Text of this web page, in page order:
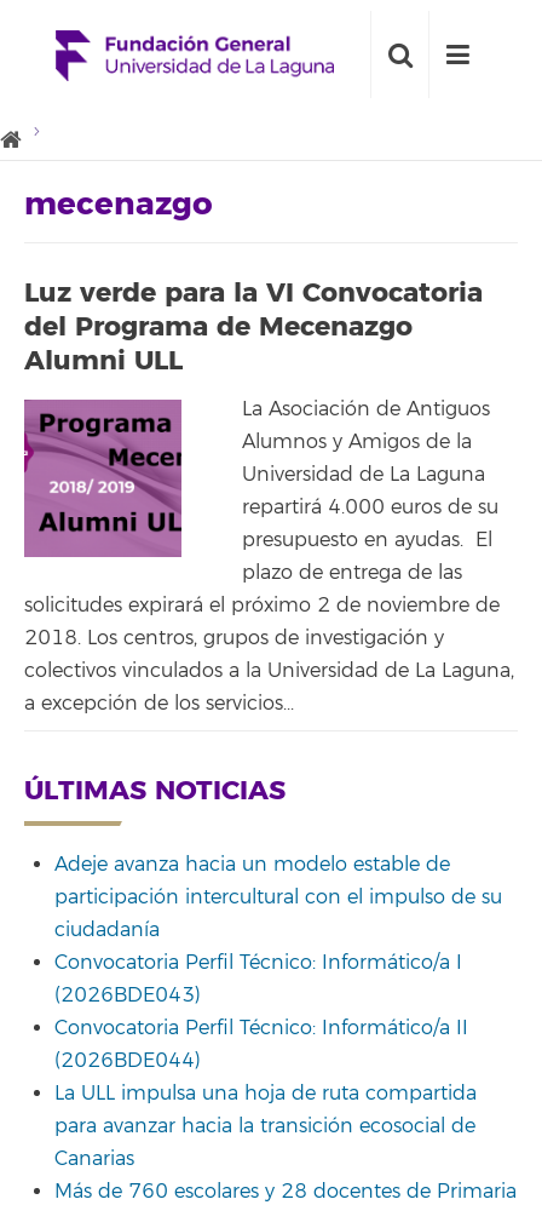
mecenazgo
Luz verde para la VI Convocatoria
del Programa de Mecenazgo
Alumni ULL
La Asociación de Antiguos
Alumnos y Amigos de la
Universidad de La Laguna
repartirá 4.000 euros de su
presupuesto en ayudas. El
plazo de entrega de las
solicitudes expirará el próximo 2 de noviembre de
2018. Los centros, grupos de investigación y
colectivos vinculados a la Universidad de La Laguna,
a excepción de los servicios...
ÚLTIMAS NOTICIAS
Adeje avanza hacia un modelo estable de
participación intercultural con el impulso de su
ciudadanía
Convocatoria Perfil Técnico: Informático/a I
(2026BDE043)
Convocatoria Perfil Técnico: Informático/a II
(2026BDE044)
La ULL impulsa una hoja de ruta compartida
para avanzar hacia la transición ecosocial de
Canarias
Más de 760 escolares y 28 docentes de Primaria